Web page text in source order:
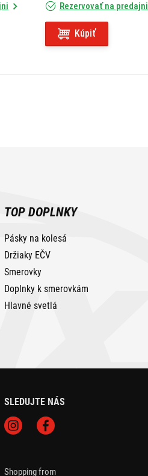
Rezervovať na predajni
Kúpiť
TOP DOPLNKY
Pásky na kolesá
Držiaky EČV
Smerovky
Doplnky k smerovkám
Hlavné svetlá
SLEDUJTE NÁS
Shopping from